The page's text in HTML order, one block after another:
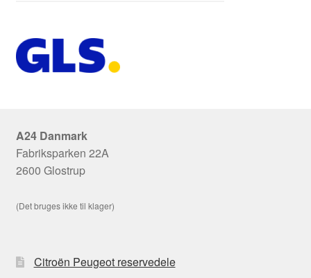
A24 Danmark
Fabriksparken 22A
2600 Glostrup
(Det bruges ikke til klager)
Citroën Peugeot reservedele